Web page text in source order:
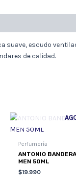
suave, escudo
de calidad.
Perfumería
ANTONIO
MEN 50ML
$19.990